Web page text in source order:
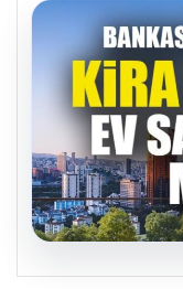
04.08.2026